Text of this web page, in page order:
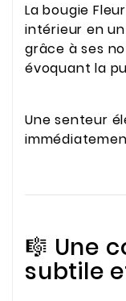
La bougie
intérieur en
grâce à ses
évoquant la
Une senteur
🎼 Une
subtile